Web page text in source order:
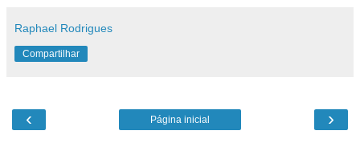
Raphael Rodrigues
Compartilhar
‹ ›
Página inicial